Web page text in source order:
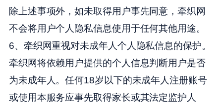
除上述事项外，如未取得用户事先同意，牵织网
不会将用户个人隐私信息使用于任何其他用途。
6、牵织网重视对未成年人个人隐私信息的保护。
牵织网将依赖用户提供的个人信息判断用户是否
为未成年人。任何18岁以下的未成年人注册账号
或使用本服务应事先取得家长或其法定监护人